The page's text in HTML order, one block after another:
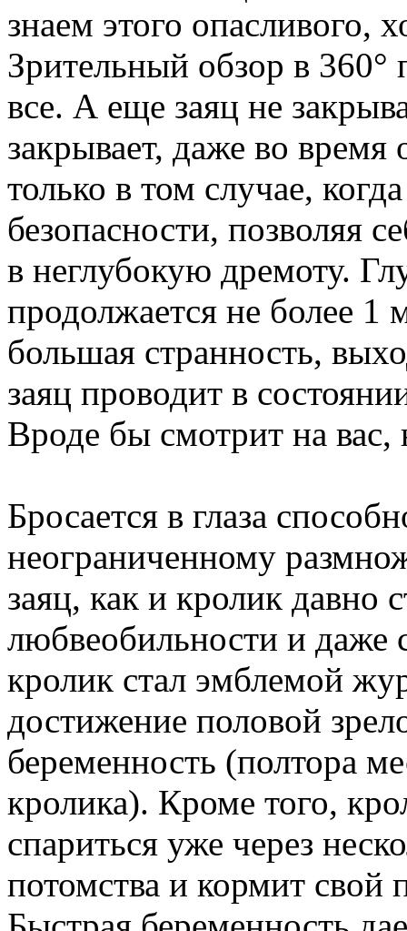
знаем этого опасливого,
Зрительный обзор в 360°
все. А еще заяц не
закрывает, даже во
только в том случае,
безопасности, позволяя
в неглубокую дремоту.
продолжается не более 1
большая странность,
заяц проводит в
Вроде бы смотрит на вас,
Бросается в глаза
неограниченному
заяц, как и кролик давно
любвеобильности и даже
кролик стал эмблемой
достижение половой
беременность (полтора
кролика). Кроме того,
спариться уже через
потомства и кормит свой